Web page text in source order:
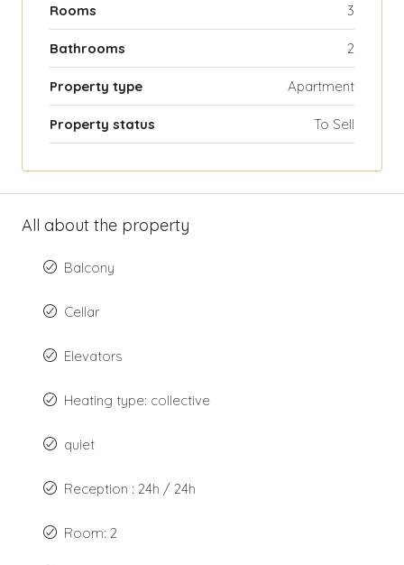
Rooms 3
Bathrooms 2
Property type Apartment
Property status To Sell
All about the property
Balcony
Cellar
Elevators
Heating type: collective
quiet
Reception : 24h / 24h
Room: 2